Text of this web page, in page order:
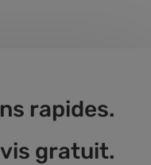
rapides.
gratuit.